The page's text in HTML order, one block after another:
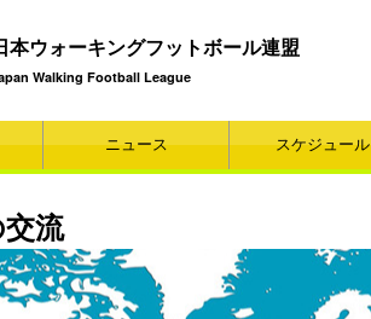
本ウォーキングフットボール連盟
Walking Football League
ニュース スケジュール
流